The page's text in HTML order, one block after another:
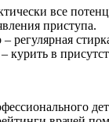
все
приступа.
регулярная
курить в